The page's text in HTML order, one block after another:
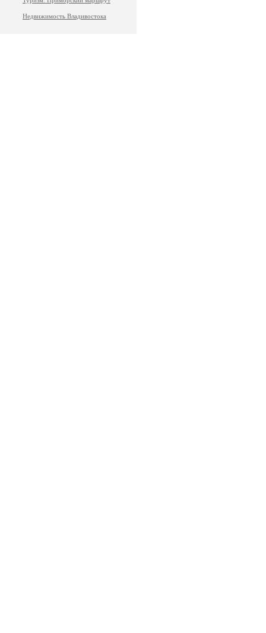
Недвижимость Владивостока